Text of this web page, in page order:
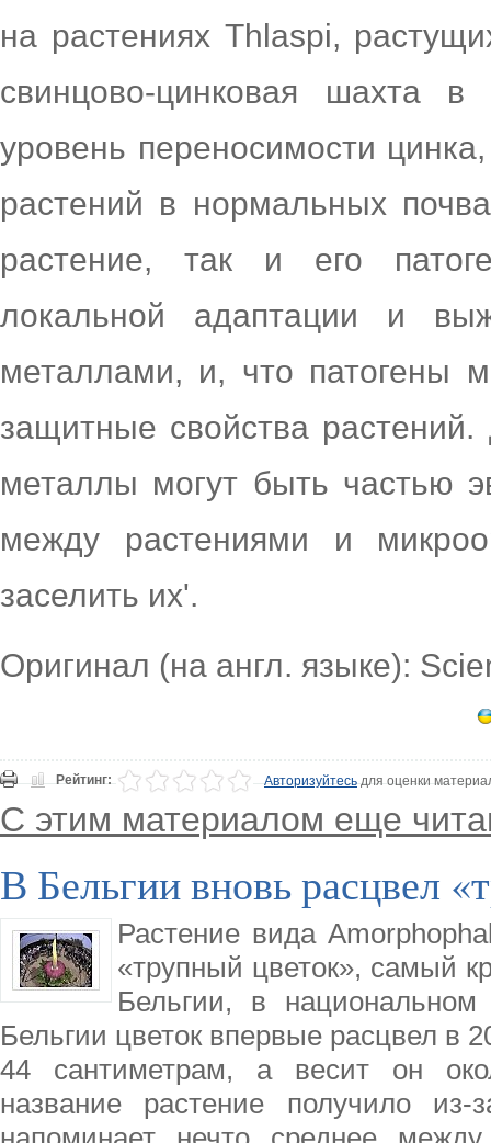
на растениях Thlaspi,
свинцово-цинковая шахта
уровень переносимости
растений в нормальных
растение, так и его
локальной адаптации и
металлами, и, что патогены
защитные свойства
металлы могут быть частью
между растениями и
заселить их'.
Оригинал (на англ. языке):
Рейтинг: Авторизуйтесьдля оценки
С этим материалом еще
В Бельгии вновь расцвел
Растение вида
«трупный цветок», самый
Бельгии, в
Бельгии цветок впервые расцвел в
44 сантиметрам, а весит он
название растение получило